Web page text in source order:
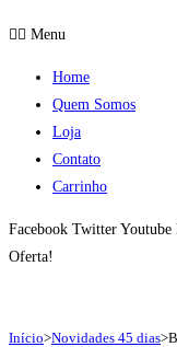
Menu
Home
Quem Somos
Loja
Contato
Carrinho
Facebook Twitter Youtube
Oferta!
Início>Novidades 45 dias>